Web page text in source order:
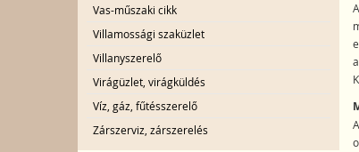
Vas-műszaki cikk
Villamossági szaküzlet
Villanyszerelő
Virágüzlet, virágküldés
Víz, gáz, fűtésszerelő
Zárszerviz, zárszerelés